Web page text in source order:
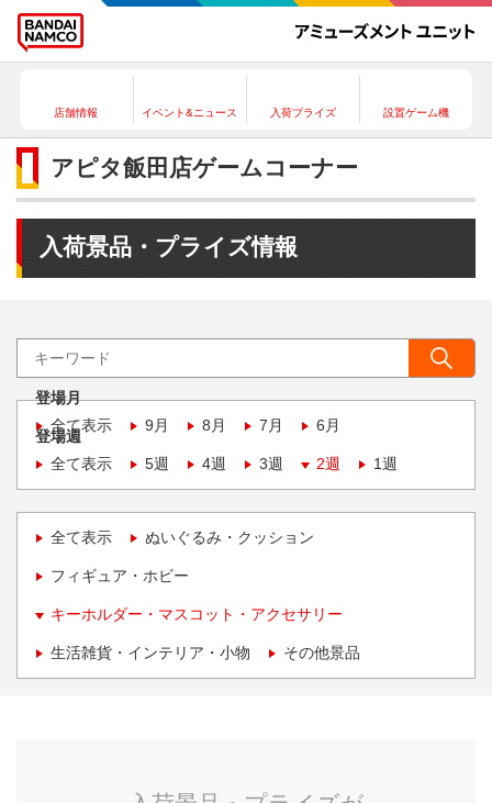
店舗情報 イベント&ニュース 入荷プライズ 設置ゲーム機
アピタ飯田店ゲームコーナー
入荷景品・プライズ情報
登場月
全て表示
9月 8月 7月 6月
登場週
全て表示
5週 4週 3週 2週 1週
全て表示 ぬいぐるみ・クッション
フィギュア・ホビー
キーホルダー・マスコット・アクセサリー
生活雑貨・インテリア・小物 その他景品